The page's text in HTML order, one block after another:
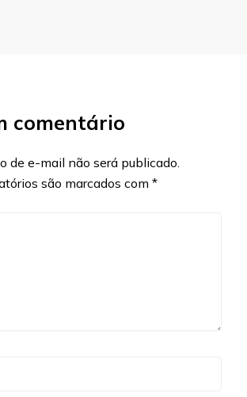
comentário
de e-mail não será publicado.
são marcados com *